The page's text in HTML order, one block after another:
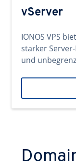
vServer
IONOS VPS
starker
und